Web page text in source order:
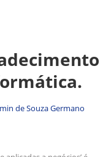
de Souza Germano